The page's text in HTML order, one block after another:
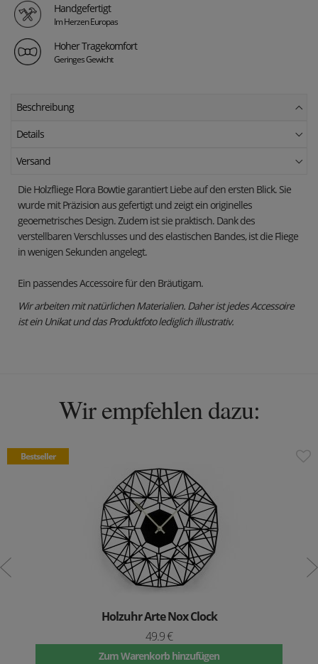
Handgefertigt
Im Herzen Europas
Hoher Tragekomfort
Geringes Gewicht
Beschreibung
Details
Versand
Die Holzfliege Flora Bowtie garantiert Liebe auf den ersten Blick. Sie
wurde mit Präzision aus gefertigt und zeigt ein originelles
geoemetrisches Design. Zudem ist sie praktisch. Dank des
verstellbaren Verschlusses und des elastischen Bandes, ist die Fliege
in wenigen Sekunden angelegt.
Ein passendes Accessoire für den Bräutigam.
Wir arbeiten mit natürlichen Materialien. Daher ist jedes Accessoire
ist ein Unikat und das Produktfoto lediglich illustrativ.
Wir empfehlen dazu:
Bestseller
Holzuhr Arte Nox Clock
49.9 €
Zum Warenkorb hinzufügen